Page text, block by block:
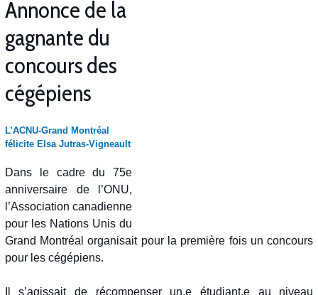
Annonce de la
gagnante du
concours des
cégépiens
L’ACNU-Grand Montréal
félicite Elsa Jutras-Vigneault
Dans le cadre du 75e
anniversaire de l’ONU,
l’Association canadienne
pour les Nations Unis du
Grand Montréal organisait pour la première fois un concours
pour les cégépiens.
Il s’agissait de récompenser un.e étudiant.e au niveau